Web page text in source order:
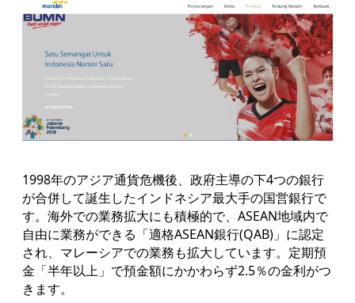
1998年のアジア通貨危機後、政府主導の下4つの銀行
が合併して誕生したインドネシア最大手の国営銀行で
す。海外での業務拡大にも積極的で、ASEAN地域内で
自由に業務ができる「適格ASEAN銀行(QAB)」に認定
され、マレーシアでの業務も拡大しています。定期預
金「半年以上」で預金額にかかわらず2.5％の金利がつ
きます。